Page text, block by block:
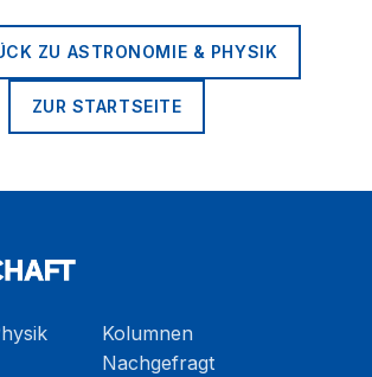
ZU ASTRONOMIE & PHYSIK
ZUR STARTSEITE
Kolumnen
Nachgefragt